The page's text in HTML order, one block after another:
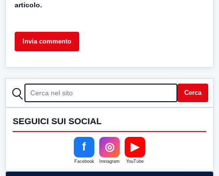
articolo.
CERCA Cerca
SEGUICI SUI SOCIAL
f
Facebook
◎
Instagram
▶
YouTube